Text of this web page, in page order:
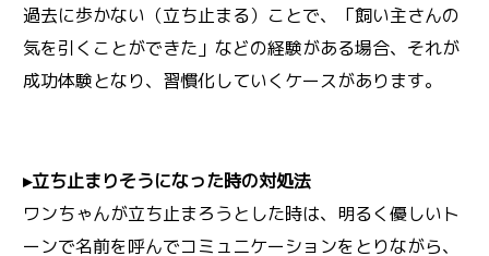
過去に歩かない（立ち止まる）ことで、「飼い主さんの
気を引くことができた」などの経験がある場合、それが
成功体験となり、習慣化していくケースがあります。
▸立ち止まりそうになった時の対処法
ワンちゃんが立ち止まろうとした時は、明るく優しいト
ーンで名前を呼んでコミュニケーションをとりながら、